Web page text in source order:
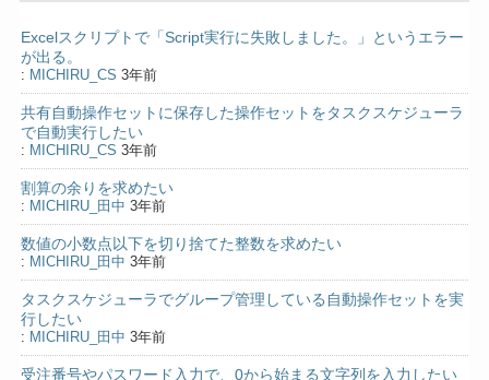
Excelスクリプトで「Script実行に失敗しました。」というエラー
が出る。
: MICHIRU_CS 3年前
共有自動操作セットに保存した操作セットをタスクスケジューラ
で自動実行したい
: MICHIRU_CS 3年前
割算の余りを求めたい
: MICHIRU_田中 3年前
数値の小数点以下を切り捨てた整数を求めたい
: MICHIRU_田中 3年前
タスクスケジューラでグループ管理している自動操作セットを実
行したい
: MICHIRU_田中 3年前
受注番号やパスワード入力で、0から始まる文字列を入力したい